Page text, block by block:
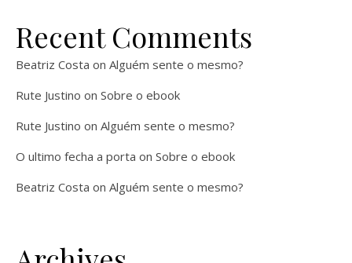
Recent Comments
Beatriz Costa on Alguém sente o mesmo?
Rute Justino on Sobre o ebook
Rute Justino on Alguém sente o mesmo?
O ultimo fecha a porta on Sobre o ebook
Beatriz Costa on Alguém sente o mesmo?